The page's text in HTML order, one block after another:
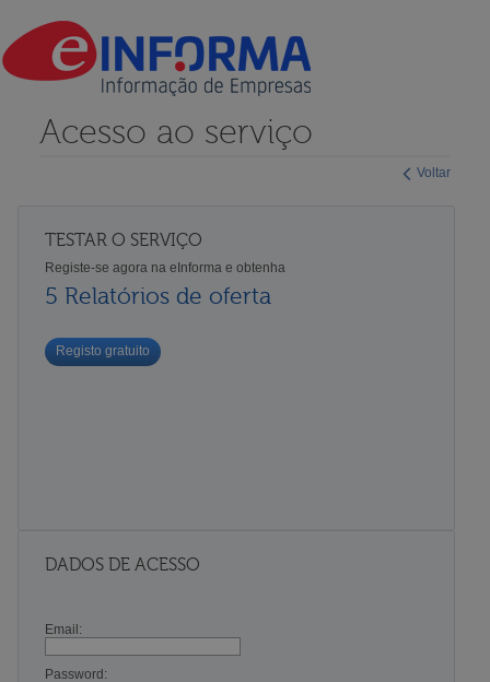
Voltar
Acesso ao serviço
TESTAR O SERVIÇO
Registe-se agora na eInforma e obtenha
5 Relatórios de oferta
Registo gratuito
DADOS DE ACESSO
Email:
Password: